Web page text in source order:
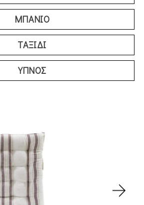
ΜΠΑΝΙΟ
ΤΑΞΙΔΙ
ΥΠΝΟΣ